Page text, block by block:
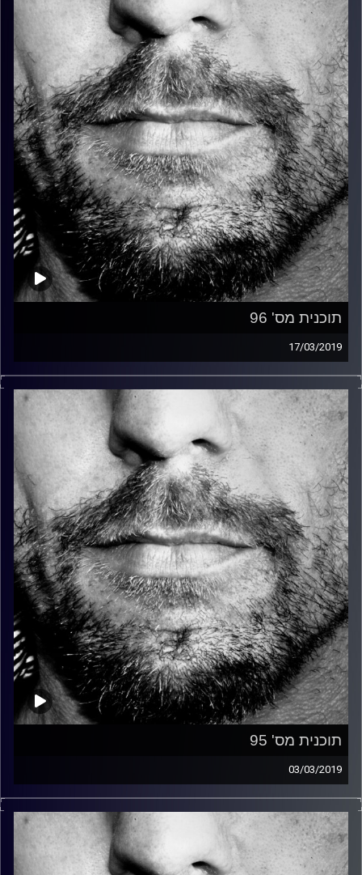
תוכנית מס' 96
17/03/2019
זיפים, מוזיקה מחוספסת של הופעות חיות. הרבה ג'אם, רוק,
בלוז, bluegrass, ג'אז, Fאנק, פרוגרסיב ואפילו אלקטרוניקה.
כל מה שחי, אמיתי ונושם.
עם שמוליק רגב.
קרדיט תמונות: David Goehring
תוכנית מס' 95
03/03/2019
זיפים, מוזיקה מחוספסת של הופעות חיות. הרבה ג'אם, רוק,
בלוז, bluegrass, ג'אז, Fאנק, פרוגרסיב ואפילו אלקטרוניקה.
כל מה שחי, אמיתי ונושם.
עם שמוליק רגב.